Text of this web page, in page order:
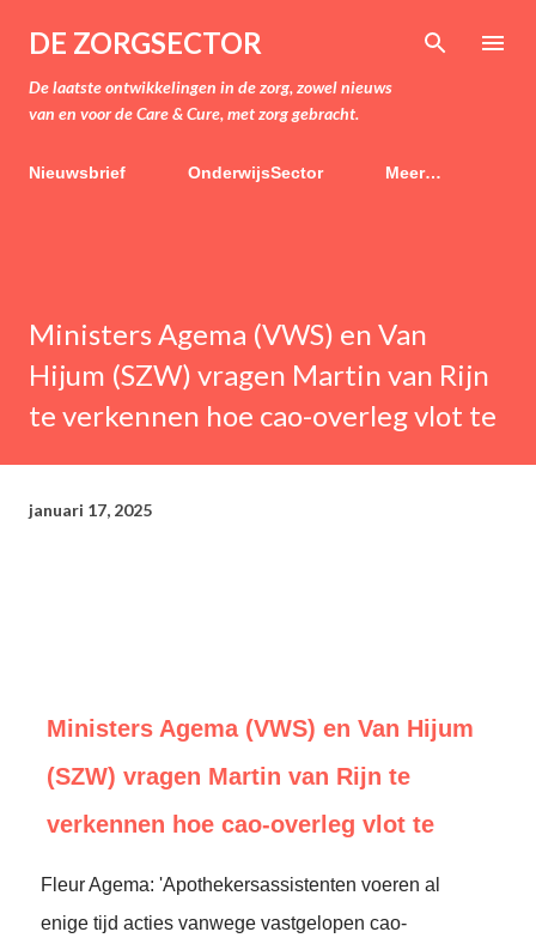
Doorgaan naar hoofdcontent
DE ZORGSECTOR
De laatste ontwikkelingen in de zorg, zowel nieuws
van en voor de Care & Cure, met zorg gebracht.
Nieuwsbrief OnderwijsSector Meer…
Ministers Agema (VWS) en Van
Hijum (SZW) vragen Martin van Rijn
te verkennen hoe cao-overleg vlot te
januari 17, 2025
Ministers Agema (VWS) en Van Hijum
(SZW) vragen Martin van Rijn te
verkennen hoe cao-overleg vlot te
Fleur Agema: 'Apothekersassistenten voeren al
enige tijd acties vanwege vastgelopen cao-